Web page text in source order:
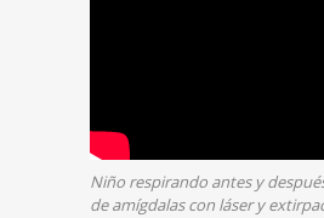
Niño respirando antes y
de amígdalas con láser y